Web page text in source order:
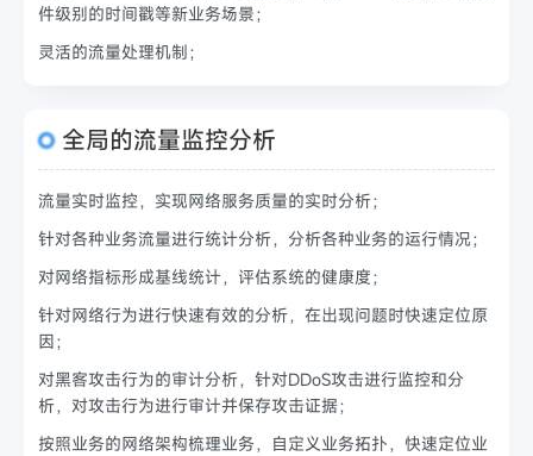
件级别的时间戳等新业务场景；
灵活的流量处理机制；
全局的流量监控分析
流量实时监控，实现网络服务质量的实时分析；
针对各种业务流量进行统计分析，分析各种业务的运行情况；
对网络指标形成基线统计，评估系统的健康度；
针对网络行为进行快速有效的分析，在出现问题时快速定位原
因；
对黑客攻击行为的审计分析，针对DDoS攻击进行监控和分
析，对攻击行为进行审计并保存攻击证据；
按照业务的网络架构梳理业务，自定义业务拓扑，快速定位业